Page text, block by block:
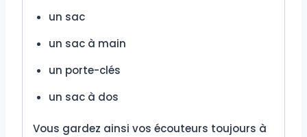
un sac
un sac à main
un porte-clés
un sac à dos
Vous gardez ainsi vos écouteurs toujours à